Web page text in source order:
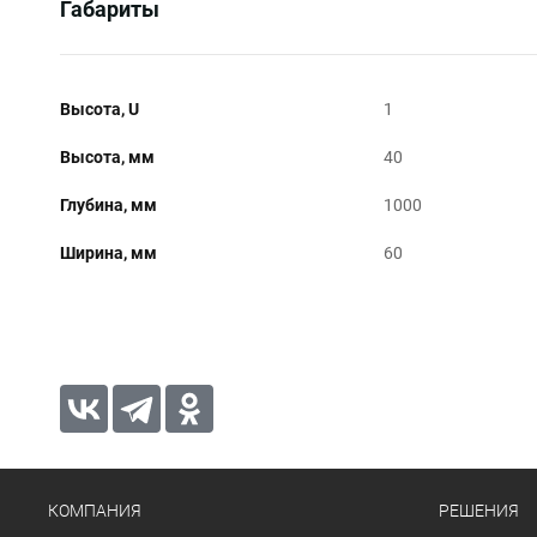
Габариты
Высота, U 1
Высота, мм 40
Глубина, мм 1000
Ширина, мм 60
КОМПАНИЯ РЕШЕНИЯ